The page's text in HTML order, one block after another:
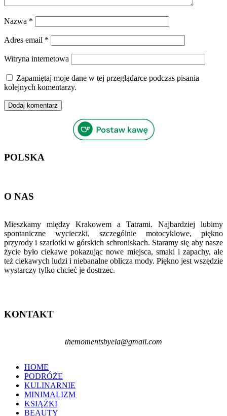
Nazwa *
Adres email *
Witryna internetowa
Zapamiętaj moje dane w tej przeglądarce podczas pisania
kolejnych komentarzy.
POLSKA
O NAS
Mieszkamy między Krakowem a Tatrami. Najbardziej lubimy
spontaniczne wycieczki, szczególnie motocyklowe, piękno
przyrody i szarlotki w górskich schroniskach. Staramy się aby nasze
życie było ciekawe pokazując nowe miejsca, smaki i zapachy, ale
też ciekawych ludzi i niebanalne oblicza mody. Piękno jest wszędzie
wystarczy tylko chcieć je dostrzec.
KONTAKT
themomentsbyela@gmail.com
HOME
PODRÓŻE
KULINARNIE
MINIMALIZM
KSIĄŻKI
BEAUTY